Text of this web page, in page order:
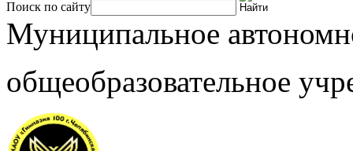
Поиск по сайту
Муниципальное
общеобразовательное